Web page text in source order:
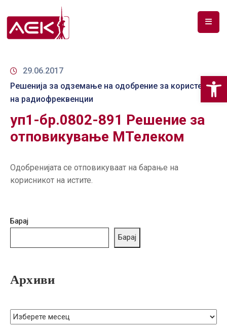
ЗА
ДОКУМЕНТИ
РФ
СПЕКТАР
АНАЛИЗА
ГРИЖА
ЈАВНИ
29.06.2017
Решенија за одземање на одобрение за користење
на радиофреквенции
уп1-бр.0802-891 Решение за
отповикување МТелеком
Одобренијата се отповикуваат на барање на
корисникот на истите.
Барај
Барај
Архиви